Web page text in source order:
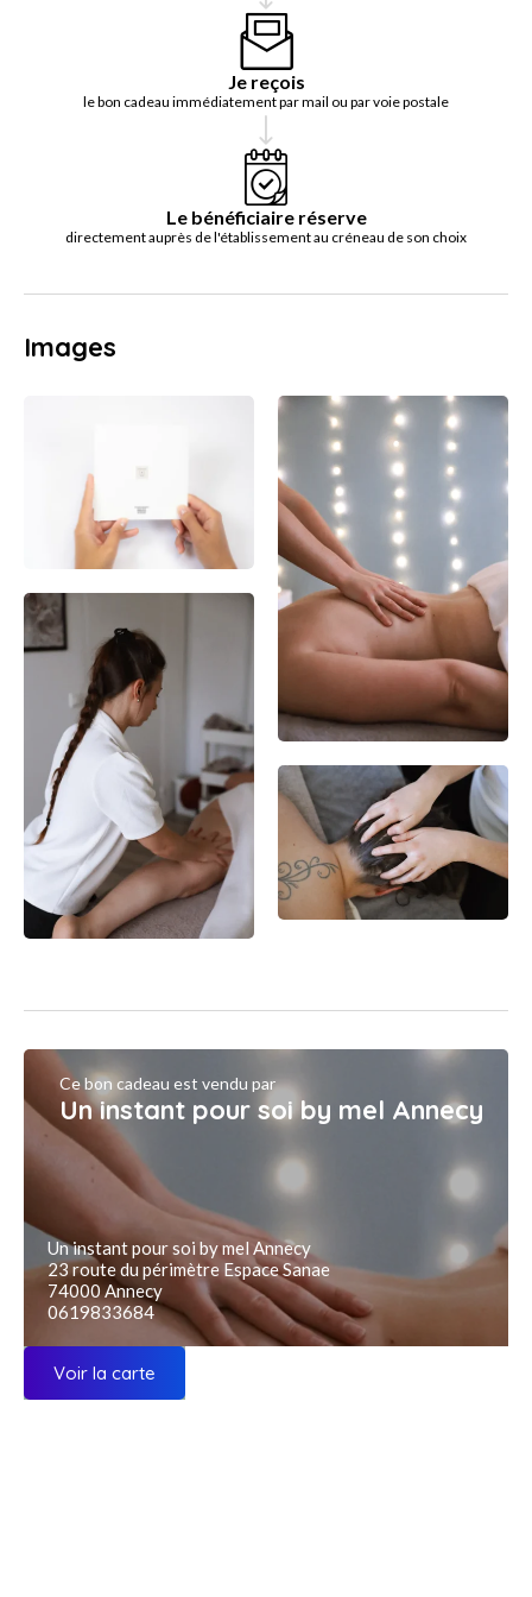
Je reçois
le bon cadeau immédiatement par mail ou par voie postale
Le bénéficiaire réserve
directement auprès de l'établissement au créneau de son choix
Images
Ce bon cadeau est vendu par
Un instant pour soi by mel Annecy
Un instant pour soi by mel Annecy
23 route du périmètre Espace Sanae
74000 Annecy
0619833684
Voir la carte